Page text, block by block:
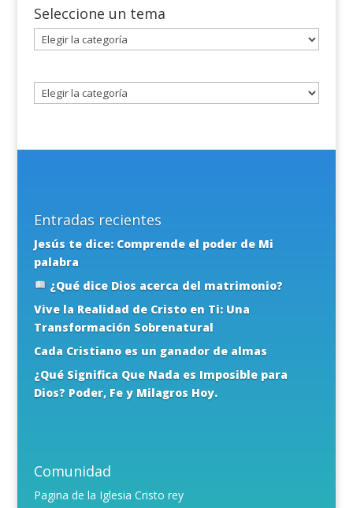
Seleccione un tema
Seleccione
un
Entradas recientes
Jesús te dice: Comprende el poder de Mi
palabra
¿Qué dice Dios acerca del matrimonio?
Vive la Realidad de Cristo en Ti: Una
Transformación Sobrenatural
Cada Cristiano es un ganador de almas
¿Qué Significa Que Nada es Imposible para
Dios? Poder, Fe y Milagros Hoy.
Comunidad
Pagina de la Iglesia Cristo rey